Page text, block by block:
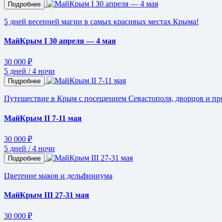
Подробнее
5 дней весенней магии в самых красивых местах Крыма!
МайКрым I 30 апреля — 4 мая
30 000 ₽
5 дней / 4 ночи
Подробнее
Путешествие в Крым с посещением Севастополя, дворцов и
МайКрым II 7-11 мая
30 000 ₽
5 дней / 4 ночи
Подробнее
Цветение маков и дельфиниума
МайКрым III 27-31 мая
30 000 ₽